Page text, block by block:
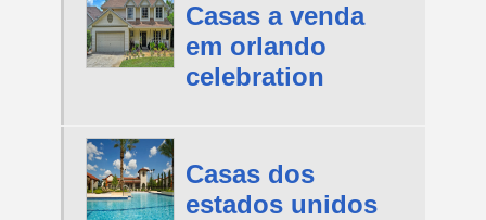
Casas a venda
em orlando
celebration
Casas dos
estados unidos